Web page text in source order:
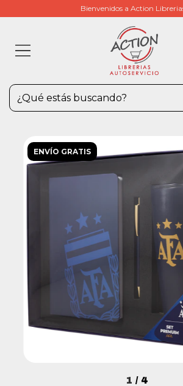
Bienvenidos a Action
ENVÍO GRATIS
1 / 4